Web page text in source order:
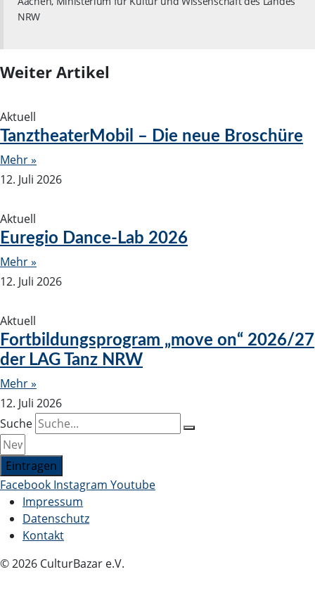
NRW
Weiter Artikel
Aktuell
TanztheaterMobil – Die neue Broschüre
Mehr »
12. Juli 2026
Aktuell
Euregio Dance-Lab 2026
Mehr »
12. Juli 2026
Aktuell
Fortbildungsprogram „move on“ 2026/27
der LAG Tanz NRW
Mehr »
12. Juli 2026
Suche
Eintragen
Facebook Instagram Youtube
Impressum
Datenschutz
Kontakt
© 2026 CulturBazar e.V.